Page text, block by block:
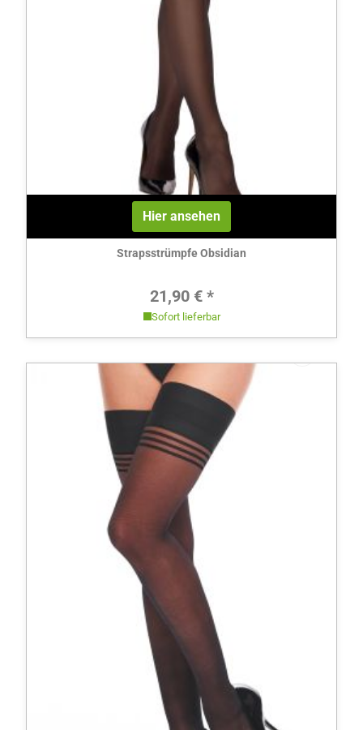
Hier ansehen
Strapsstrümpfe Obsidian
Regulärer Preis:
21,90 € *
Sofort lieferbar